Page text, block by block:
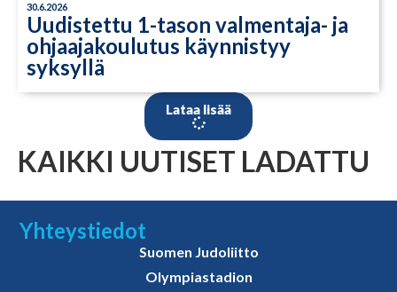
30.6.2026
Uudistettu 1-tason valmentaja- ja
ohjaajakoulutus käynnistyy
syksyllä
Lataa lisää
KAIKKI UUTISET LADATTU
Yhteystiedot
Suomen Judoliitto
Olympiastadion